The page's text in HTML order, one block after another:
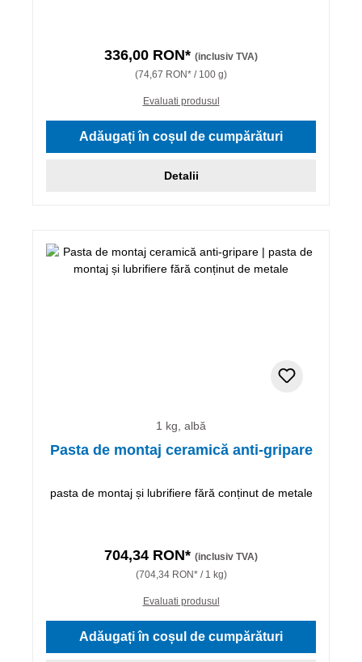
336,00 RON* (inclusiv TVA)
(74,67 RON* / 100 g)
Evaluati produsul
Adăugați în coșul de cumpărături
Detalii
1 kg, albă
Pasta de montaj ceramică anti-gripare
pasta de montaj și lubrifiere fără conținut de metale
704,34 RON* (inclusiv TVA)
(704,34 RON* / 1 kg)
Evaluati produsul
Adăugați în coșul de cumpărături